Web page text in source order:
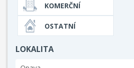
KOMERČNÍ
OSTATNÍ
LOKALITA